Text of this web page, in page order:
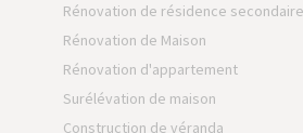
Rénovation de résidence secondaire
Rénovation de Maison
Rénovation d'appartement
Surélévation de maison
Construction de véranda